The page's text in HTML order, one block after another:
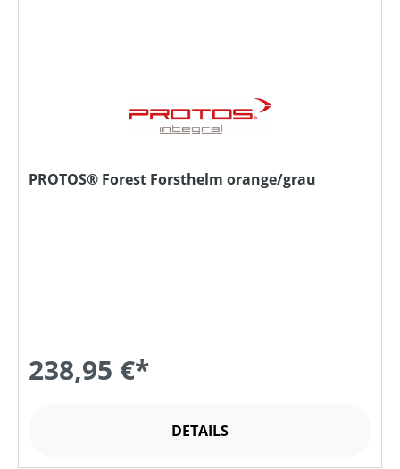
PROTOS® Forest Forsthelm orange/grau
238,95 €*
DETAILS